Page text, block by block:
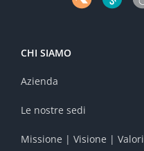
CHI SIAMO
Azienda
Le nostre sedi
Missione | Visione | Valori